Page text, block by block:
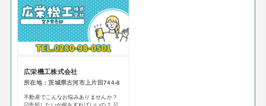
広栄機工株式会社
所在地：茨城県古河市上片田744-8
不動産でこんなお悩みありませんか？